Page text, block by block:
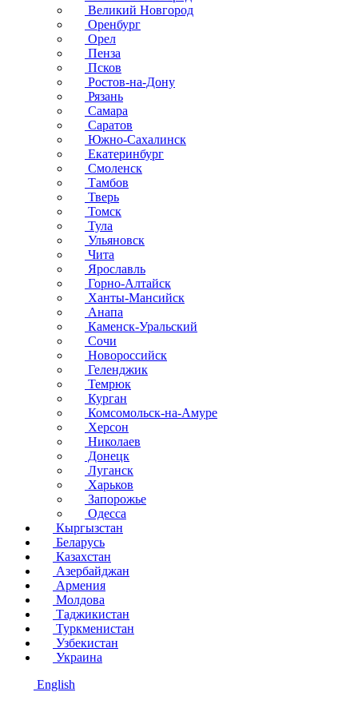
Великий Новгород
Оренбург
Орел
Пенза
Псков
Ростов-на-Дону
Рязань
Самара
Саратов
Южно-Сахалинск
Екатеринбург
Смоленск
Тамбов
Тверь
Томск
Тула
Ульяновск
Чита
Ярославль
Горно-Алтайск
Ханты-Мансийск
Анапа
Каменск-Уральский
Сочи
Новороссийск
Геленджик
Темрюк
Курган
Комсомольск-на-Амуре
Херсон
Николаев
Донецк
Луганск
Харьков
Запорожье
Одесса
Кыргызстан
Беларусь
Казахстан
Азербайджан
Армения
Молдова
Таджикистан
Туркменистан
Узбекистан
Украина
English